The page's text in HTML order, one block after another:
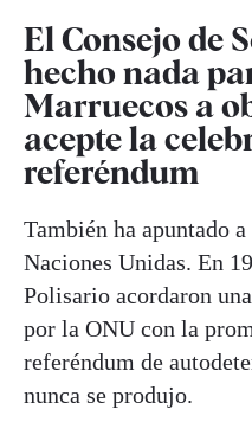
El Consejo de
hecho nada
Marruecos a
acepte la
referéndum
También ha apuntado
Naciones Unidas. En
Polisario acordaron
por la ONU con la
referéndum de
nunca se produjo.